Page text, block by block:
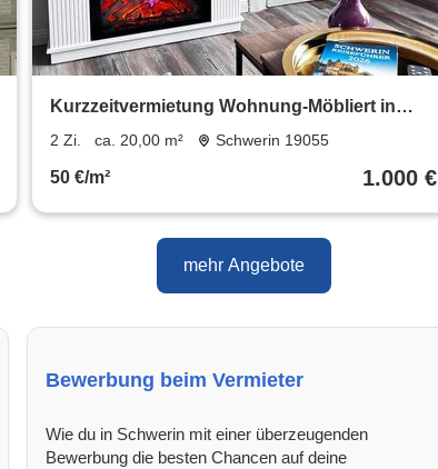
Kurzzeitvermietung Wohnung-Möbliert in
Schwerin, Werdervorstadt
2 Zi. ca. 20,00 m² Schwerin 19055
50 €/m² 1.000 €
mehr Angebote
Bewerbung beim Vermieter
Wie du in Schwerin mit einer überzeugenden
Bewerbung die besten Chancen auf deine